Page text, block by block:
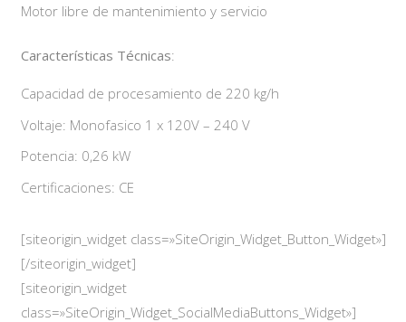
Motor libre de mantenimiento y servicio
Características Técnicas:
Capacidad de procesamiento de 220 kg/h
Voltaje: Monofasico 1 x 120V – 240 V
Potencia: 0,26 kW
Certificaciones: CE
[siteorigin_widget class=»SiteOrigin_Widget_Button_Widget»]
[/siteorigin_widget]
[siteorigin_widget
class=»SiteOrigin_Widget_SocialMediaButtons_Widget»]